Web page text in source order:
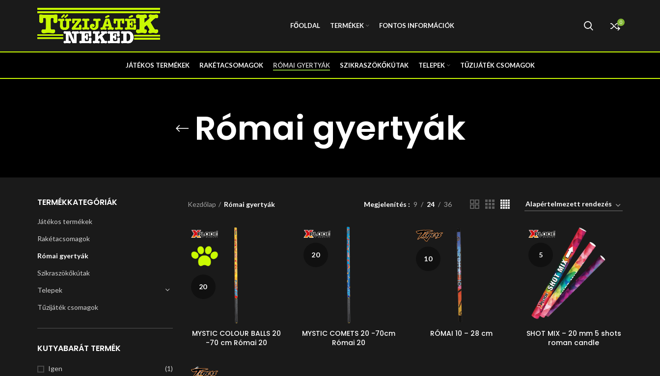
FŐOLDAL TERMÉKEK FONTOS INFORMÁCIÓK 0
JÁTÉKOS TERMÉKEK RAKÉTACSOMAGOK RÓMAI GYERTYÁK SZIKRASZÖKŐKÚTAK TELEPEK TŰZIJÁTÉK CSOMAGOK
Római gyertyák
TERMÉKKATEGÓRIÁK
Játékos termékek
Rakétacsomagok
Római gyertyák
Szikraszökőkútak
Telepek
Tűzijáték csomagok
KUTYABARÁT TERMÉK
Igen (1)
Kezdőlap Római gyertyák Megjelenítés 9 24 36
20
MYSTIC COLOUR BALLS 20
-70 cm Római 20
20
MYSTIC COMETS 20 -70cm
Római 20
10
RÓMAI 10 – 28 cm
5
SHOT MIX – 20 mm 5 shots
roman candle